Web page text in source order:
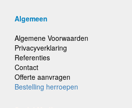
Algemeen
Algemene Voorwaarden
Privacyverklaring
Referenties
Contact
Offerte aanvragen
Bestelling herroepen